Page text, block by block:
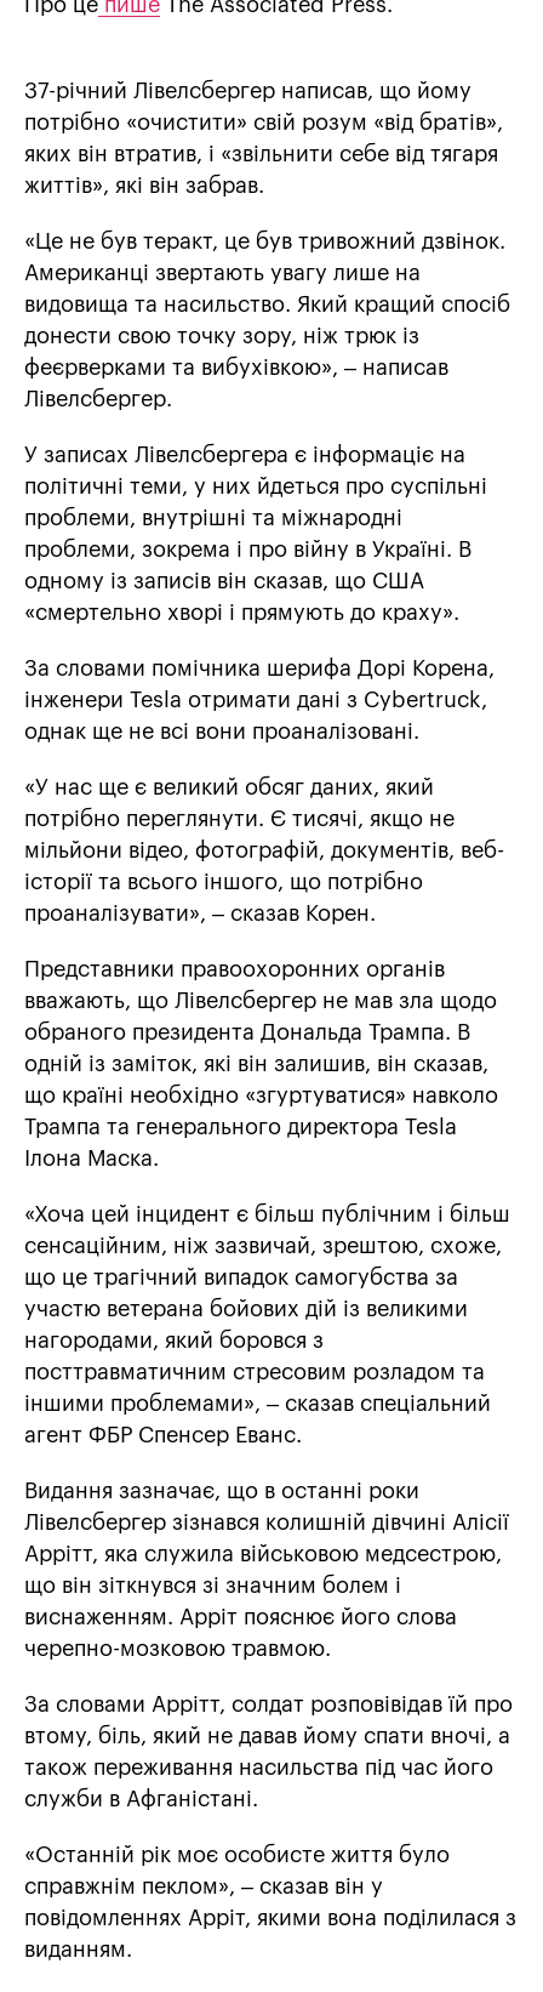
Про це пише The Associated Press.
37-річний Лівелсбергер написав, що йому
потрібно «очистити» свій розум «від братів»,
яких він втратив, і «звільнити себе від тягаря
життів», які він забрав.
«Це не був теракт, це був тривожний дзвінок.
Американці звертають увагу лише на
видовища та насильство. Який кращий спосіб
донести свою точку зору, ніж трюк із
феєрверками та вибухівкою», – написав
Лівелсбергер.
У записах Лівелсбергера є інформаціє на
політичні теми, у них йдеться про суспільні
проблеми, внутрішні та міжнародні
проблеми, зокрема і про війну в Україні. В
одному із записів він сказав, що США
«смертельно хворі і прямують до краху».
За словами помічника шерифа Дорі Корена,
інженери Tesla отримати дані з Cybertruck,
однак ще не всі вони проаналізовані.
«У нас ще є великий обсяг даних, який
потрібно переглянути. Є тисячі, якщо не
мільйони відео, фотографій, документів, веб-
історії та всього іншого, що потрібно
проаналізувати», – сказав Корен.
Представники правоохоронних органів
вважають, що Лівелсбергер не мав зла щодо
обраного президента Дональда Трампа. В
одній із заміток, які він залишив, він сказав,
що країні необхідно «згуртуватися» навколо
Трампа та генерального директора Tesla
Ілона Маска.
«Хоча цей інцидент є більш публічним і більш
сенсаційним, ніж зазвичай, зрештою, схоже,
що це трагічний випадок самогубства за
участю ветерана бойових дій із великими
нагородами, який боровся з
посттравматичним стресовим розладом та
іншими проблемами», – сказав спеціальний
агент ФБР Спенсер Еванс.
Видання зазначає, що в останні роки
Лівелсбергер зізнався колишній дівчині Алісії
Аррітт, яка служила військовою медсестрою,
що він зіткнувся зі значним болем і
виснаженням. Арріт пояснює його слова
черепно-мозковою травмою.
За словами Аррітт, солдат розповівідав їй про
втому, біль, який не давав йому спати вночі, а
також переживання насильства під час його
служби в Афганістані.
«Останній рік моє особисте життя було
справжнім пеклом», – сказав він у
повідомленнях Арріт, якими вона поділилася з
виданням.